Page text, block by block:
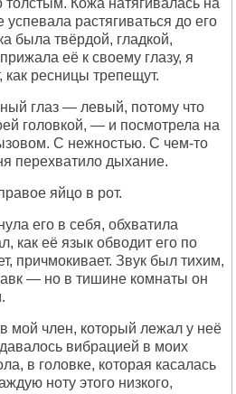
Кожа натягивалась на
успевала растягиваться до его
была твёрдой, гладкой,
её к своему глазу, я
как ресницы трепещут.
глаз — левый, потому что
головкой, — и посмотрела на
С нежностью. С чем-то
перехватило дыхание.
яйцо в рот.
его в себя, обхватила
как её язык обводит его по
причмокивает. Звук был тихим,
— но в тишине комнаты он
мой член, который лежал у неё
вибрацией в моих
в головке, которая касалась
ноту этого низкого,